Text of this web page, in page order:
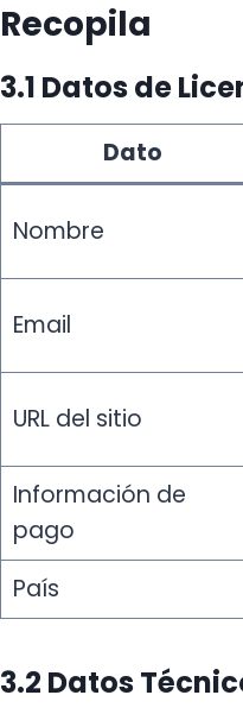
Recopila
3.1 Datos de
Dato
Nombre
Email
URL del sitio
Información de
pago
País
3.2 Datos